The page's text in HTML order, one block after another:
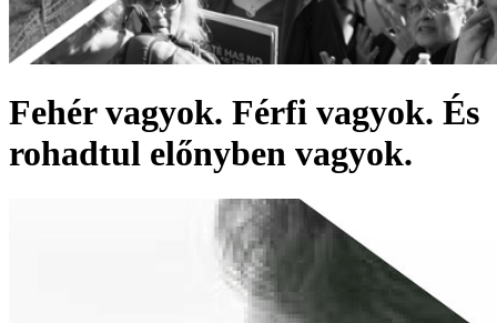
Fehér vagyok. Férfi vagyok. És
rohadtul előnyben vagyok.